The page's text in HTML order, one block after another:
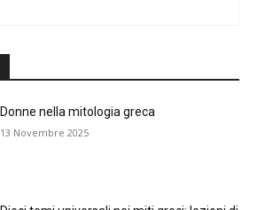
Donne nella mitologia greca
13 Novembre 2025